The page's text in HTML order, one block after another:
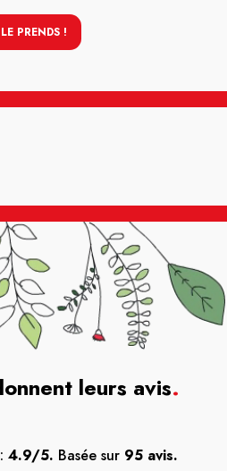
LE PRENDS !
leurs avis.
4.9/5. Basée sur 95 avis.